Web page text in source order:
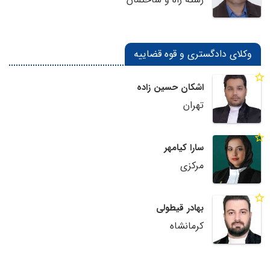
وکلای دادگستری و قوه قضاییه
اشکان حسین زاده
تهران
سارا کیامهر
مرکزی
بهادر قیطولی
کرمانشاه